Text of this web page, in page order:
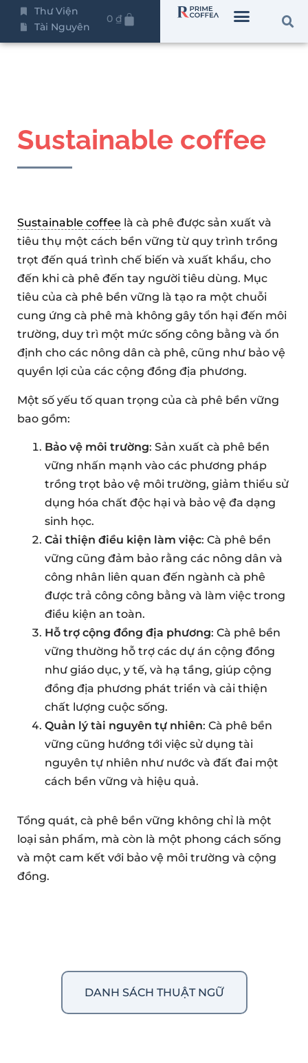
Thư Viện
Tài Nguyên
0 ₫
Sustainable coffee
Sustainable coffee là cà phê được sản xuất và
tiêu thụ một cách bền vững từ quy trình trồng
trọt đến quá trình chế biến và xuất khẩu, cho
đến khi cà phê đến tay người tiêu dùng. Mục
tiêu của cà phê bền vững là tạo ra một chuỗi
cung ứng cà phê mà không gây tổn hại đến môi
trường, duy trì một mức sống công bằng và ổn
định cho các nông dân cà phê, cũng như bảo vệ
quyền lợi của các cộng đồng địa phương.
Một số yếu tố quan trọng của cà phê bền vững
bao gồm:
Bảo vệ môi trường: Sản xuất cà phê bền
vững nhấn mạnh vào các phương pháp
trồng trọt bảo vệ môi trường, giảm thiểu sử
dụng hóa chất độc hại và bảo vệ đa dạng
sinh học.
Cải thiện điều kiện làm việc: Cà phê bền
vững cũng đảm bảo rằng các nông dân và
công nhân liên quan đến ngành cà phê
được trả công công bằng và làm việc trong
điều kiện an toàn.
Hỗ trợ cộng đồng địa phương: Cà phê bền
vững thường hỗ trợ các dự án cộng đồng
như giáo dục, y tế, và hạ tầng, giúp cộng
đồng địa phương phát triển và cải thiện
chất lượng cuộc sống.
Quản lý tài nguyên tự nhiên: Cà phê bền
vững cũng hướng tới việc sử dụng tài
nguyên tự nhiên như nước và đất đai một
cách bền vững và hiệu quả.
Tổng quát, cà phê bền vững không chỉ là một
loại sản phẩm, mà còn là một phong cách sống
và một cam kết với bảo vệ môi trường và cộng
đồng.
DANH SÁCH THUẬT NGỮ